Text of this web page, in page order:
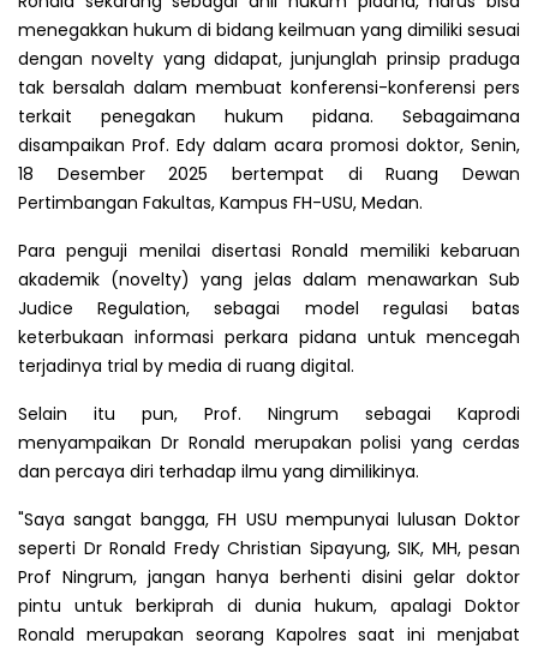
menegakkan hukum di bidang keilmuan yang dimiliki sesuai
dengan novelty yang didapat, junjunglah prinsip praduga
tak bersalah dalam membuat konferensi-konferensi pers
terkait penegakan hukum pidana. Sebagaimana
disampaikan Prof. Edy dalam acara promosi doktor, Senin,
18 Desember 2025 bertempat di Ruang Dewan
Pertimbangan Fakultas, Kampus FH-USU, Medan.
Para penguji menilai disertasi Ronald memiliki kebaruan
akademik (novelty) yang jelas dalam menawarkan Sub
Judice Regulation, sebagai model regulasi batas
keterbukaan informasi perkara pidana untuk mencegah
terjadinya trial by media di ruang digital.
Selain itu pun, Prof. Ningrum sebagai Kaprodi
menyampaikan Dr Ronald merupakan polisi yang cerdas
dan percaya diri terhadap ilmu yang dimilikinya.
"Saya sangat bangga, FH USU mempunyai lulusan Doktor
seperti Dr Ronald Fredy Christian Sipayung, SIK, MH, pesan
Prof Ningrum, jangan hanya berhenti disini gelar doktor
pintu untuk berkiprah di dunia hukum, apalagi Doktor
Ronald merupakan seorang Kapolres saat ini menjabat